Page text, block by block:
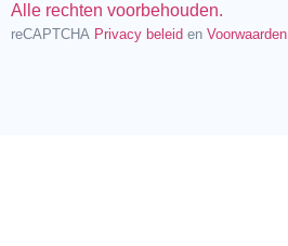
Alle rechten voorbehouden.
reCAPTCHA Privacy beleid en Voorwaarden